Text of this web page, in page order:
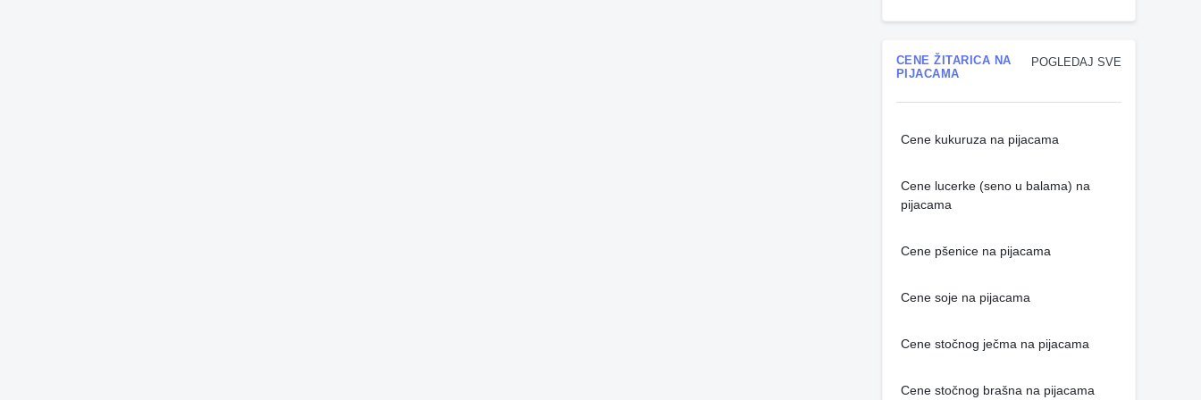
POGLEDAJ SVE
CENE ŽITARICA NA
PIJACAMA
Cene kukuruza na pijacama
Cene lucerke (seno u balama) na
pijacama
Cene pšenice na pijacama
Cene soje na pijacama
Cene stočnog ječma na pijacama
Cene stočnog brašna na pijacama